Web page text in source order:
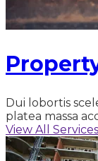
Dui lobortis
platea massa
View All Services